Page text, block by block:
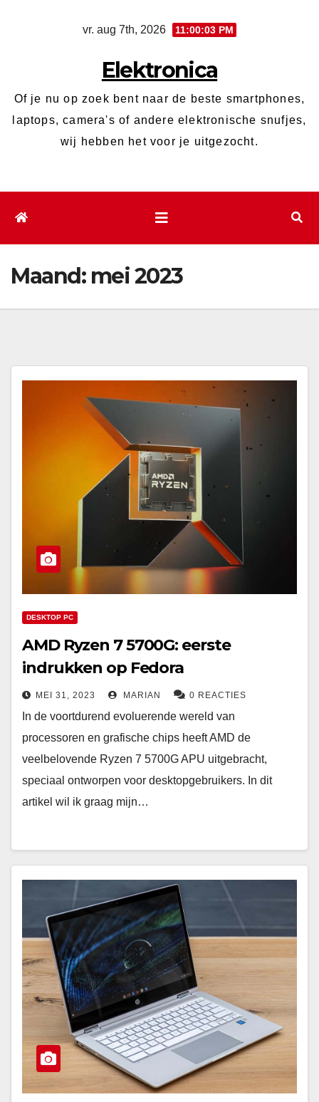
vr. aug 7th, 2026 11:00:04 PM
Elektronica
Of je nu op zoek bent naar de beste smartphones,
laptops, camera's of andere elektronische snufjes,
wij hebben het voor je uitgezocht.
Maand: mei 2023
DESKTOP PC
AMD Ryzen 7 5700G: eerste
indrukken op Fedora
MEI 31, 2023 MARIAN 0 REACTIES
In de voortdurend evoluerende wereld van
processoren en grafische chips heeft AMD de
veelbelovende Ryzen 7 5700G APU uitgebracht,
speciaal ontworpen voor desktopgebruikers. In dit
artikel wil ik graag mijn…